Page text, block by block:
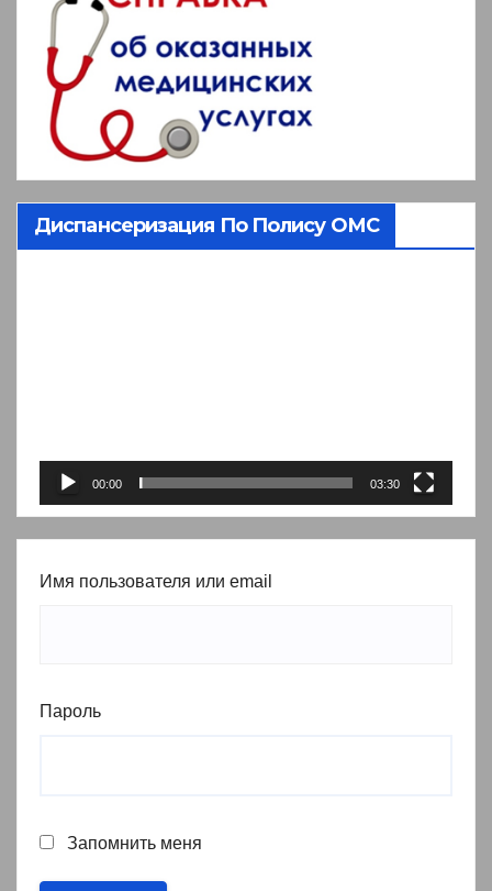
Диспансеризация По Полису ОМС
00:00 03:30
Имя пользователя или email
Пароль
Запомнить меня